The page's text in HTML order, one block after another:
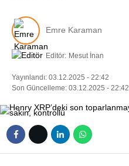
Emre Karaman
Editör: Mesut İnan
Yayınlandı: 03.12.2025 - 22:42
Son Güncelleme: 03.12.2025 - 22:42